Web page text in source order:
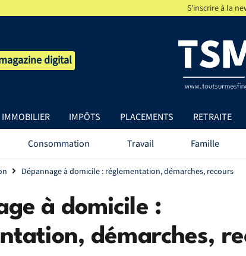
S'inscrire à la
digital
IMMOBILIER IMPÔTS PLACEMENTS RETRAITE
Consommation Travail Famille
Dépannage à domicile : réglementation, démarches, recours
à domicile :
démarches,